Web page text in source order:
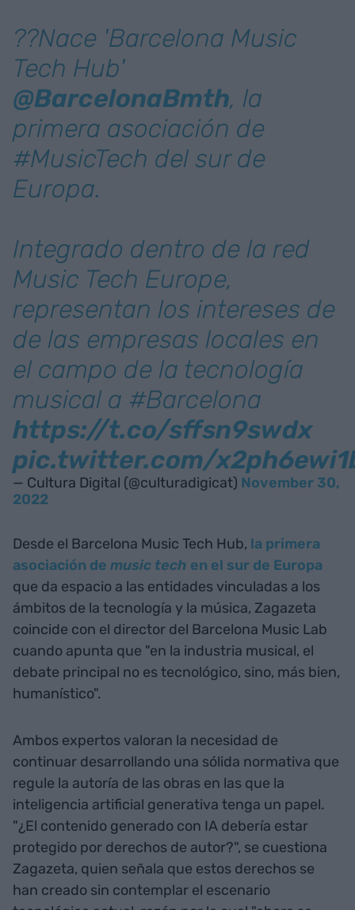
??Nace 'Barcelona Music
Tech Hub'
@BarcelonaBmth, la
primera asociación de
#MusicTech del sur de
Europa.
Integrado dentro de la red
Music Tech Europe,
representan los intereses de
de las empresas locales en
el campo de la tecnología
musical a #Barcelona
https://t.co/sffsn9swdx
pic.twitter.com/
— Cultura Digital (@culturadigicat) November 30,
2022
Desde el Barcelona Music Tech Hub, la primera
asociación de music tech en el sur de Europa
que da espacio a las entidades vinculadas a los
ámbitos de la tecnología y la música, Zagazeta
coincide con el director del Barcelona Music Lab
cuando apunta que "en la industria musical, el
debate principal no es tecnológico, sino, más bien,
humanístico".
Ambos expertos valoran la necesidad de
continuar desarrollando una sólida normativa que
regule la autoría de las obras en las que la
inteligencia artificial generativa tenga un papel.
"¿El contenido generado con IA debería estar
protegido por derechos de autor?", se cuestiona
Zagazeta, quien señala que estos derechos se
han creado sin contemplar el escenario